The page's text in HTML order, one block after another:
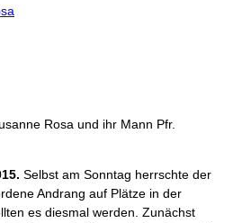
Rosa und ihr Mann Pfr.
Selbst am Sonntag herrschte der
Andrang auf Plätze in der
es diesmal werden. Zunächst